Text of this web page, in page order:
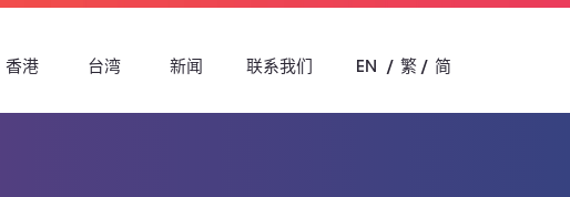
香港 台湾 新闻 联系我们 EN 繁 简